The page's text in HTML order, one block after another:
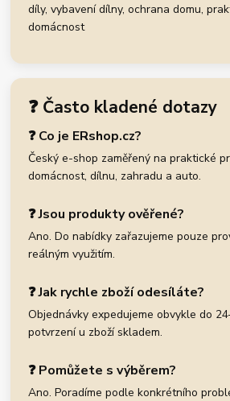
díly, vybavení dílny, ochrana domu,
domácnost
❓ Často kladené dotazy
❓ Co je ERshop.cz?
Český e-shop zaměřený na praktické
domácnost, dílnu, zahradu a auto.
❓ Jsou produkty ověřené?
Ano. Do nabídky zařazujeme pouze
reálným využitím.
❓ Jak rychle zboží odesíláte?
Objednávky expedujeme obvykle do
potvrzení u zboží skladem.
❓ Pomůžete s výběrem?
Ano. Poradíme podle konkrétního